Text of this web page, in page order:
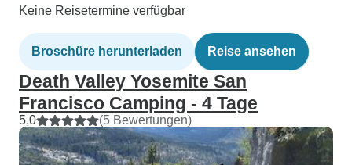
Keine Reisetermine verfügbar
Broschüre herunterladen Reise ansehen
Death Valley Yosemite San
Francisco Camping - 4 Tage
5,0 (5 Bewertungen)